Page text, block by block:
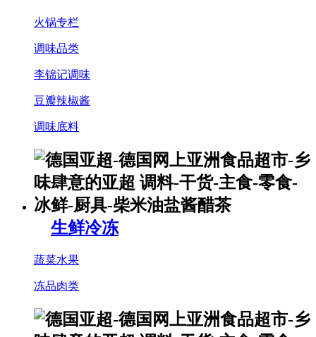
火锅专栏
调味品类
李锦记调味
豆瓣辣椒酱
调味底料
生鲜冷冻
蔬菜水果
冻品肉类